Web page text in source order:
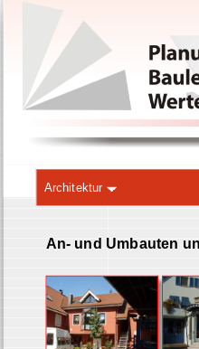
Architektur
An- und Umbauten